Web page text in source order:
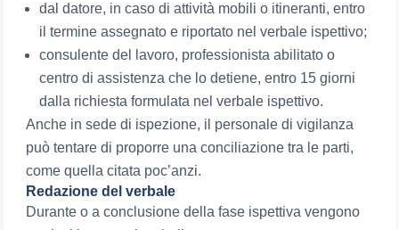
dal datore, in caso di attività mobili o itineranti, entro
il termine assegnato e riportato nel verbale ispettivo;
consulente del lavoro, professionista abilitato o
centro di assistenza che lo detiene, entro 15 giorni
dalla richiesta formulata nel verbale ispettivo.
Anche in sede di ispezione, il personale di vigilanza
può tentare di proporre una conciliazione tra le parti,
come quella citata poc’anzi.
Redazione del verbale
Durante o a conclusione della fase ispettiva vengono